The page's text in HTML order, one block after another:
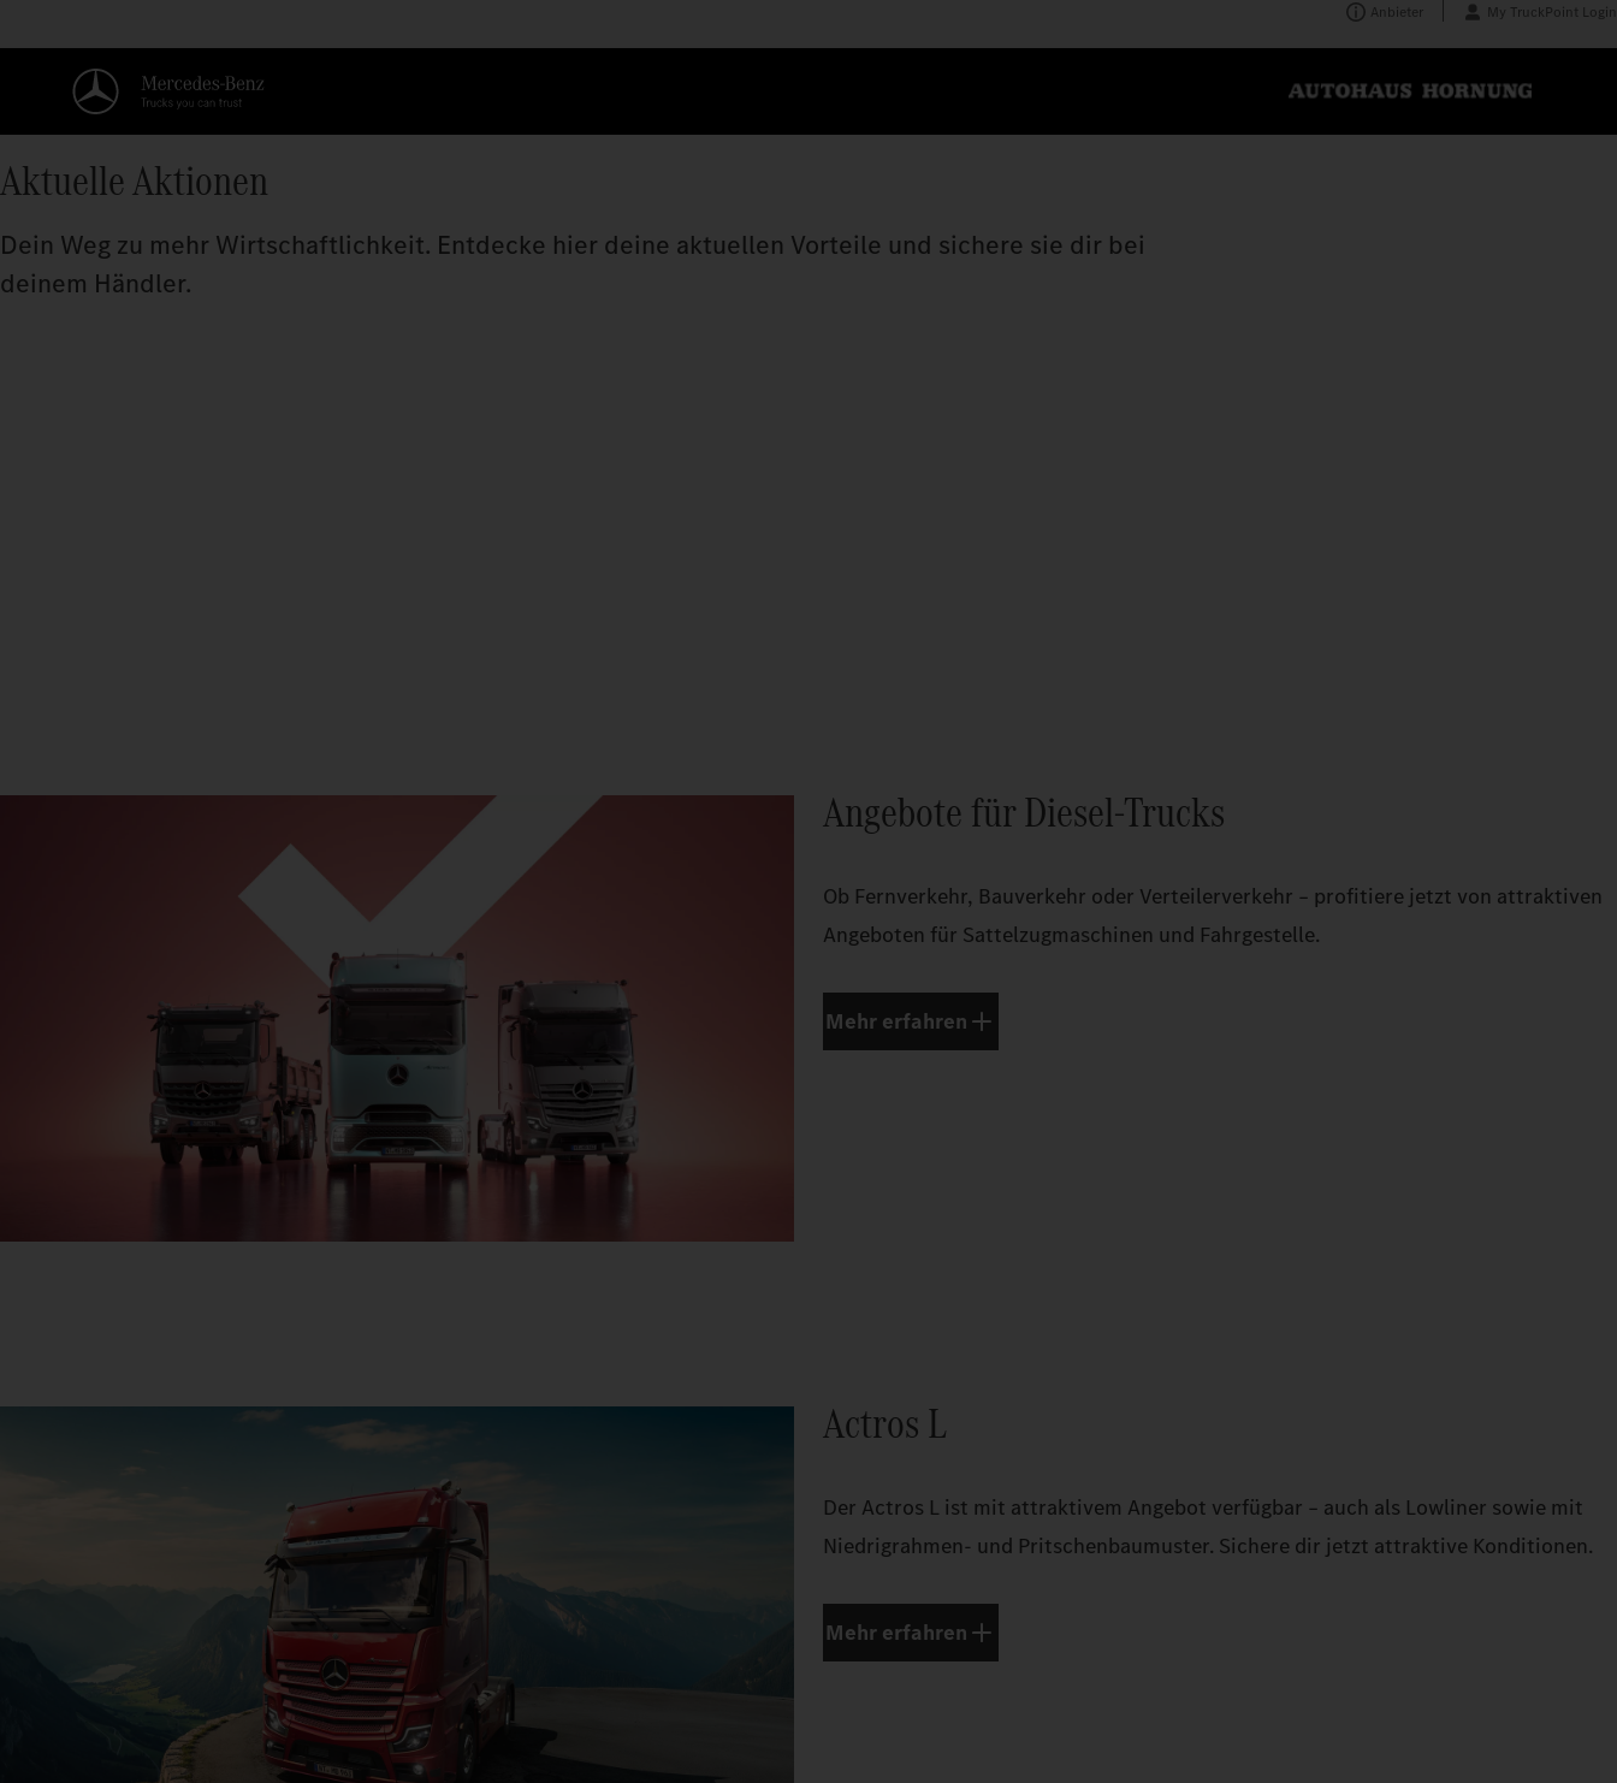
Anbieter My TruckPoint Login
Aktuelle Aktionen
Dein Weg zu mehr Wirtschaftlichkeit. Entdecke hier deine aktuellen Vorteile und sichere sie dir bei
deinem Händler.
Angebote für Diesel-Trucks
Ob Fernverkehr, Bauverkehr oder Verteilerverkehr – profitiere jetzt von attraktiven
Angeboten für Sattelzugmaschinen und Fahrgestelle.
Mehr erfahren
Actros L
Der Actros L ist mit attraktivem Angebot verfügbar – auch als Lowliner sowie mit
Niedrigrahmen- und Pritschenbaumuster. Sichere dir jetzt attraktive Konditionen.
Mehr erfahren